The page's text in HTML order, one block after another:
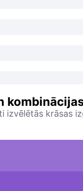
izvēlētās krāsas